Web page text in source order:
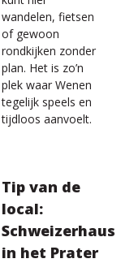
wandelen, fietsen
of gewoon
rondkijken zonder
plan. Het is zo’n
plek waar Wenen
tegelijk speels en
tijdloos aanvoelt.
Tip van de
local:
Schweizerhaus
in het Prater